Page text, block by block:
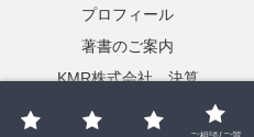
プロフィール
著書のご案内
KMR株式会社 決算